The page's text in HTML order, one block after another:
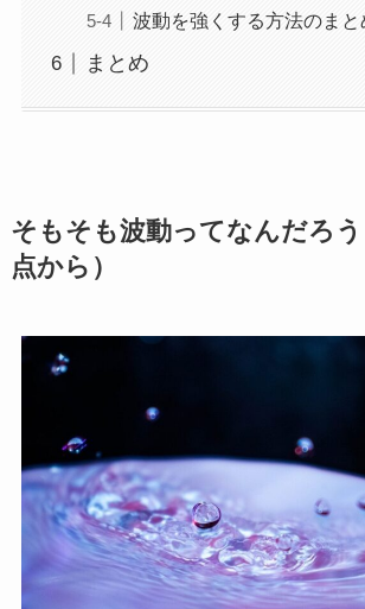
波動を強くする方法のまと
まとめ
そもそも波動ってなんだろ
点から）